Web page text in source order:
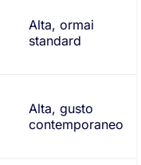
Alta, ormai
standard
Alta, gusto
contemporaneo